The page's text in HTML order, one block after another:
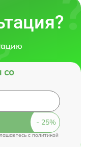
со
cполитикой